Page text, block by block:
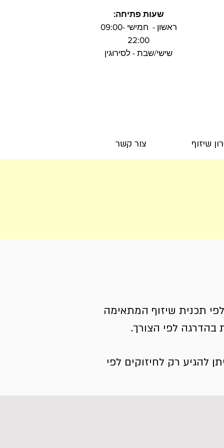
שעות פתיחה:
ראשון - חמישי 09:00-
22:00
שישי/שבת - לסירוגין
שיזוף צור קשר
לבניית שיזוף בתור התחלה בלבד היא כל 48 שעות לפי תכנית שיזוף המתאימה
בהדרגה לפי הצורך.
להגיע רק לחיזוקים לפי